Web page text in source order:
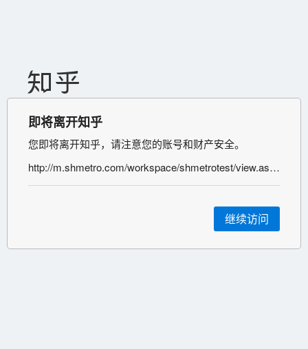
即将离开知乎
您即将离开知乎，请注意您的账号和财产安全。
http://m.shmetro.com/workspace/shmetrotest/view.aspx?did=2918&catalogId=1274
继续访问